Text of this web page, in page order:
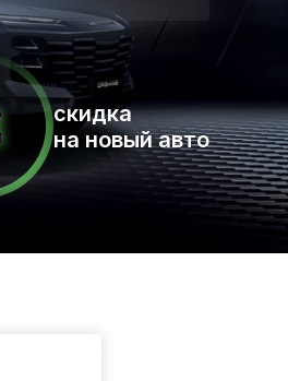
скидка
на новый авто